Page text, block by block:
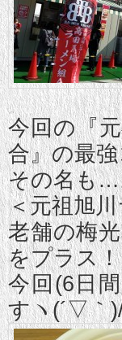
今回の『
合』の最
その名も
＜元祖旭
老舗の梅
をプラス！
今回(6日
すヽ(´▽｀